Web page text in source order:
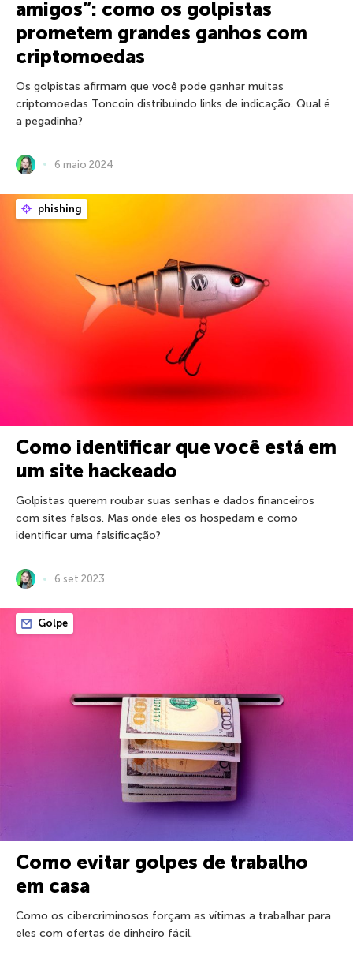
amigos”: como os golpistas
prometem grandes ganhos com
criptomoedas
Os golpistas afirmam que você pode ganhar muitas
criptomoedas Toncoin distribuindo links de indicação. Qual é
a pegadinha?
6 maio 2024
phishing
Como identificar que você está em
um site hackeado
Golpistas querem roubar suas senhas e dados financeiros
com sites falsos. Mas onde eles os hospedam e como
identificar uma falsificação?
6 set 2023
Golpe
Como evitar golpes de trabalho
em casa
Como os cibercriminosos forçam as vítimas a trabalhar para
eles com ofertas de dinheiro fácil.